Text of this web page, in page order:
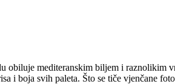
obiluje mediteranskim biljem i raznolikim
i boja svih paleta. Što se tiče vjenčane